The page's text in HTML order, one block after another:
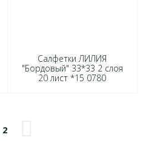
Салфетки ЛИЛИЯ
"Бордовый" 33*33 2 слоя
20 лист *15 0780
2